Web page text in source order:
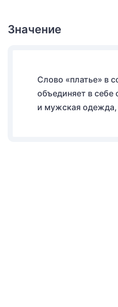
Значение
Слово «платье» в
объединяет в
и мужская одежда,